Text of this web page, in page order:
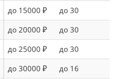
до 15000 ₽ до 30
до 20000 ₽ до 30
до 25000 ₽ до 30
до 30000 ₽ до 16